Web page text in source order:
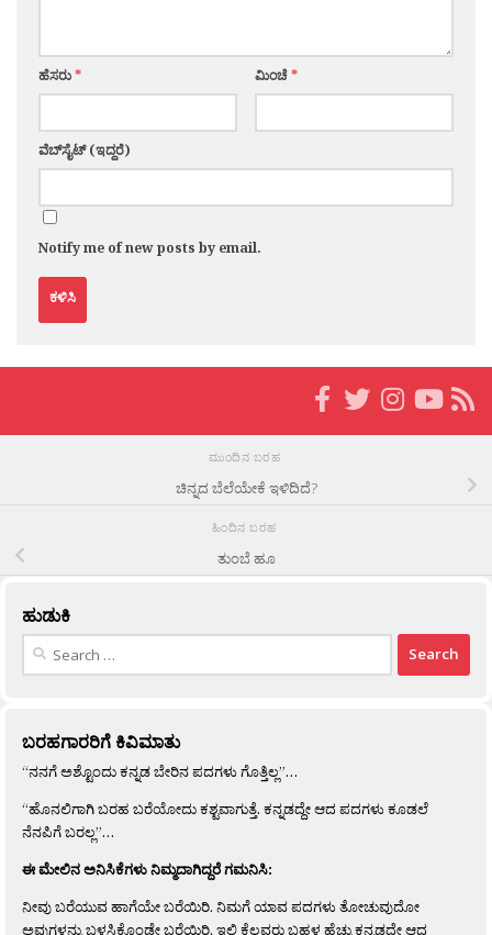
ಹೆಸರು* ಮಿಂಚೆ*
ವೆಬ್‌ಸೈಟ್ (ಇದ್ದರೆ)
Notify me of new posts by email.
ಮುಂದಿನ ಬರಹ
ಚಿನ್ನದ ಬೆಲೆಯೇಕೆ ಇಳಿದಿದೆ?
ಹಿಂದಿನ ಬರಹ
ತುಂಬೆ ಹೂ
ಹುಡುಕಿ
Search
ಬರಹಗಾರರಿಗೆ ಕಿವಿಮಾತು
“ನನಗೆ ಅಶ್ಟೊಂದು ಕನ್ನಡ ಬೇರಿನ ಪದಗಳು ಗೊತ್ತಿಲ್ಲ”…
“ಹೊನಲಿಗಾಗಿ ಬರಹ ಬರೆಯೋದು ಕಶ್ಟವಾಗುತ್ತೆ. ಕನ್ನಡದ್ದೇ ಆದ ಪದಗಳು ಕೂಡಲೆ
ನೆನಪಿಗೆ ಬರಲ್ಲ”…
ಈ ಮೇಲಿನ ಅನಿಸಿಕೆಗಳು ನಿಮ್ಮದಾಗಿದ್ದರೆ ಗಮನಿಸಿ:
ನೀವು ಬರೆಯುವ ಹಾಗೆಯೇ ಬರೆಯಿರಿ. ನಿಮಗೆ ಯಾವ ಪದಗಳು ತೋಚುವುದೋ
ಅವುಗಳನ್ನು ಬಳಸಿಕೊಂಡೇ ಬರೆಯಿರಿ. ಇಲ್ಲಿ ಕೆಲವರು ಬಹಳ ಹೆಚ್ಚು ಕನ್ನಡದ್ದೇ ಆದ